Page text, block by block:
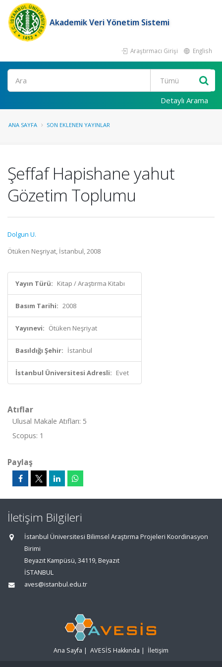
Akademik Veri Yönetim Sistemi
Araştırmacı Girişi English
Ara
Detaylı Arama
ANA SAYFA SON EKLENEN YAYINLAR
Şeffaf Hapishane yahut
Gözetim Toplumu
Dolgun U.
Ötüken Neşriyat, İstanbul, 2008
Yayın Türü: Kitap / Araştırma Kitabı
Basım Tarihi: 2008
Yayınevi: Ötüken Neşriyat
Basıldığı Şehir: İstanbul
İstanbul Üniversitesi Adresli: Evet
Atıflar
Ulusal Makale Atıfları: 5
Scopus: 1
Paylaş
İletişim Bilgileri
İstanbul Üniversitesi Bilimsel Araştırma Projeleri Koordinasyon
Birimi
Beyazıt Kampüsü, 34119, Beyazıt
İSTANBUL
aves@istanbul.edu.tr
Ana Sayfa | AVESİS Hakkında | İletişim